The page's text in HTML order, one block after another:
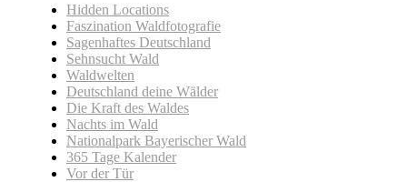
Hidden Locations
Faszination Waldfotografie
Sagenhaftes Deutschland
Sehnsucht Wald
Waldwelten
Deutschland deine Wälder
Die Kraft des Waldes
Nachts im Wald
Nationalpark Bayerischer Wald
365 Tage Kalender
Vor der Tür